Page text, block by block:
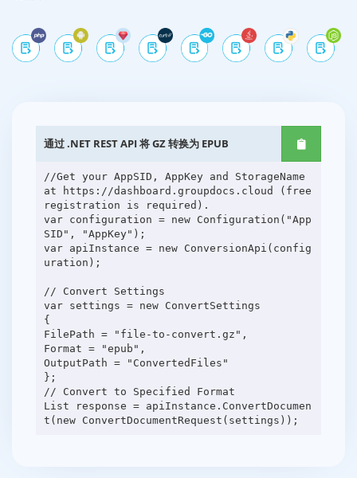
通过 .NET REST API 将 GZ 转换为 EPUB
//Get your AppSID, AppKey and StorageName
at https://dashboard.groupdocs.cloud (free
registration is required).
var configuration = new Configuration("App
SID", "AppKey");
var apiInstance = new ConversionApi(config
uration);
// Convert Settings
var settings = new ConvertSettings
{
FilePath = "file-to-convert.gz",
Format = "epub",
OutputPath = "ConvertedFiles"
};
// Convert to Specified Format
List response = apiInstance.ConvertDocumen